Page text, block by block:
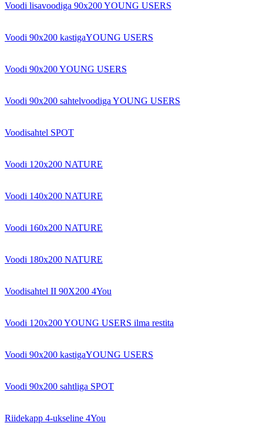
Voodi lisavoodiga 90x200 YOUNG USERS
Voodi 90x200 kastigaYOUNG USERS
Voodi 90x200 YOUNG USERS
Voodi 90x200 sahtelvoodiga YOUNG USERS
Voodisahtel SPOT
Voodi 120x200 NATURE
Voodi 140x200 NATURE
Voodi 160x200 NATURE
Voodi 180x200 NATURE
Voodisahtel II 90X200 4You
Voodi 120x200 YOUNG USERS ilma restita
Voodi 90x200 kastigaYOUNG USERS
Voodi 90x200 sahtliga SPOT
Riidekapp 4-ukseline 4You